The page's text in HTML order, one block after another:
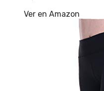
Ver en Amazon